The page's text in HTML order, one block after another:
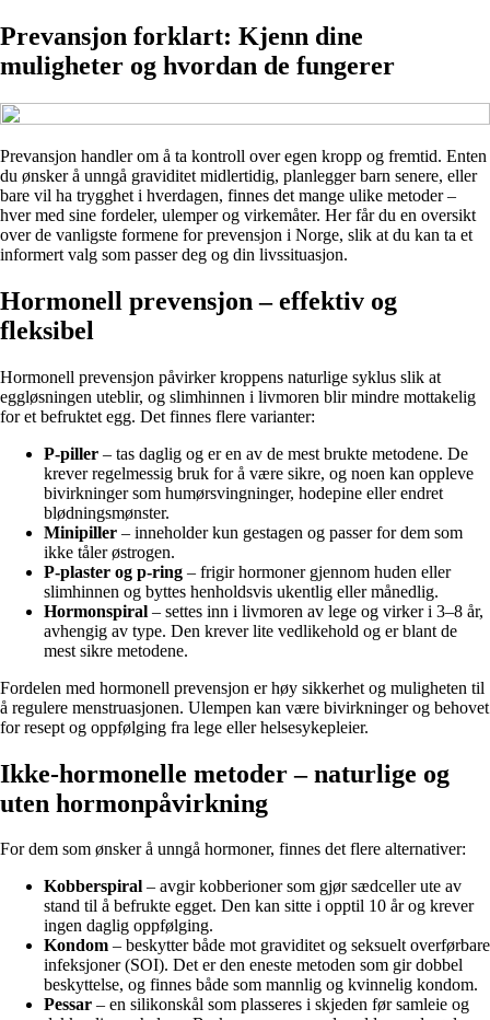
Prevansjon forklart: Kjenn dine
muligheter og hvordan de fungerer
Prevansjon handler om å ta kontroll over egen kropp og fremtid. Enten
du ønsker å unngå graviditet midlertidig, planlegger barn senere, eller
bare vil ha trygghet i hverdagen, finnes det mange ulike metoder –
hver med sine fordeler, ulemper og virkemåter. Her får du en oversikt
over de vanligste formene for prevensjon i Norge, slik at du kan ta et
informert valg som passer deg og din livssituasjon.
Hormonell prevensjon – effektiv og
fleksibel
Hormonell prevensjon påvirker kroppens naturlige syklus slik at
eggløsningen uteblir, og slimhinnen i livmoren blir mindre mottakelig
for et befruktet egg. Det finnes flere varianter:
P-piller – tas daglig og er en av de mest brukte metodene. De
krever regelmessig bruk for å være sikre, og noen kan oppleve
bivirkninger som humørsvingninger, hodepine eller endret
blødningsmønster.
Minipiller – inneholder kun gestagen og passer for dem som
ikke tåler østrogen.
P-plaster og p-ring – frigir hormoner gjennom huden eller
slimhinnen og byttes henholdsvis ukentlig eller månedlig.
Hormonspiral – settes inn i livmoren av lege og virker i 3–8 år,
avhengig av type. Den krever lite vedlikehold og er blant de
mest sikre metodene.
Fordelen med hormonell prevensjon er høy sikkerhet og muligheten til
å regulere menstruasjonen. Ulempen kan være bivirkninger og behovet
for resept og oppfølging fra lege eller helsesykepleier.
Ikke-hormonelle metoder – naturlige og
uten hormonpåvirkning
For dem som ønsker å unngå hormoner, finnes det flere alternativer:
Kobberspiral – avgir kobberioner som gjør sædceller ute av
stand til å befrukte egget. Den kan sitte i opptil 10 år og krever
ingen daglig oppfølging.
Kondom – beskytter både mot graviditet og seksuelt overførbare
infeksjoner (SOI). Det er den eneste metoden som gir dobbel
beskyttelse, og finnes både som mannlig og kvinnelig kondom.
Pessar – en silikonskål som plasseres i skjeden før samleie og